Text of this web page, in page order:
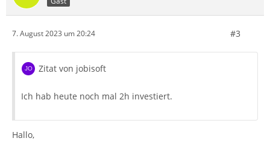
7. August 2023 um 20:24 #3
Zitat von jobisoft
Ich hab heute noch mal 2h investiert.
Hallo,